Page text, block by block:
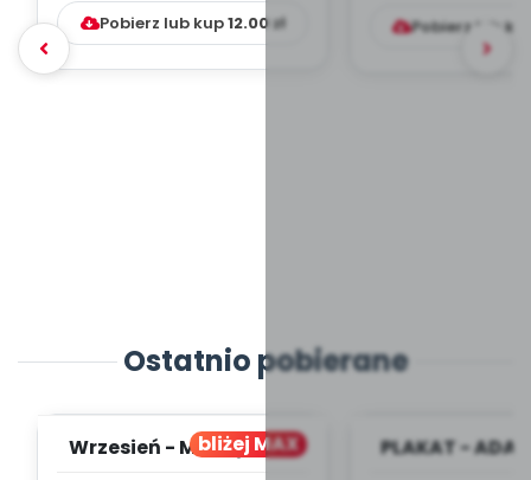
Pobierz lub kup12.00zł Pobierz lub
Ostatnio pobierane
bliżej MAX
Wrzesień - MIESIĘCZNY
PLAKAT -